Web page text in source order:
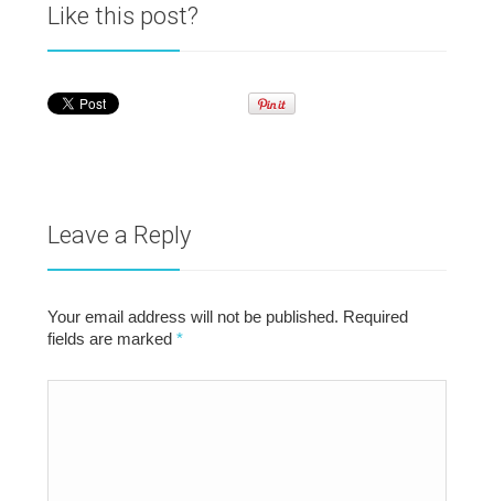
Like this post?
Leave a Reply
Your email address will not be published. Required
fields are marked*